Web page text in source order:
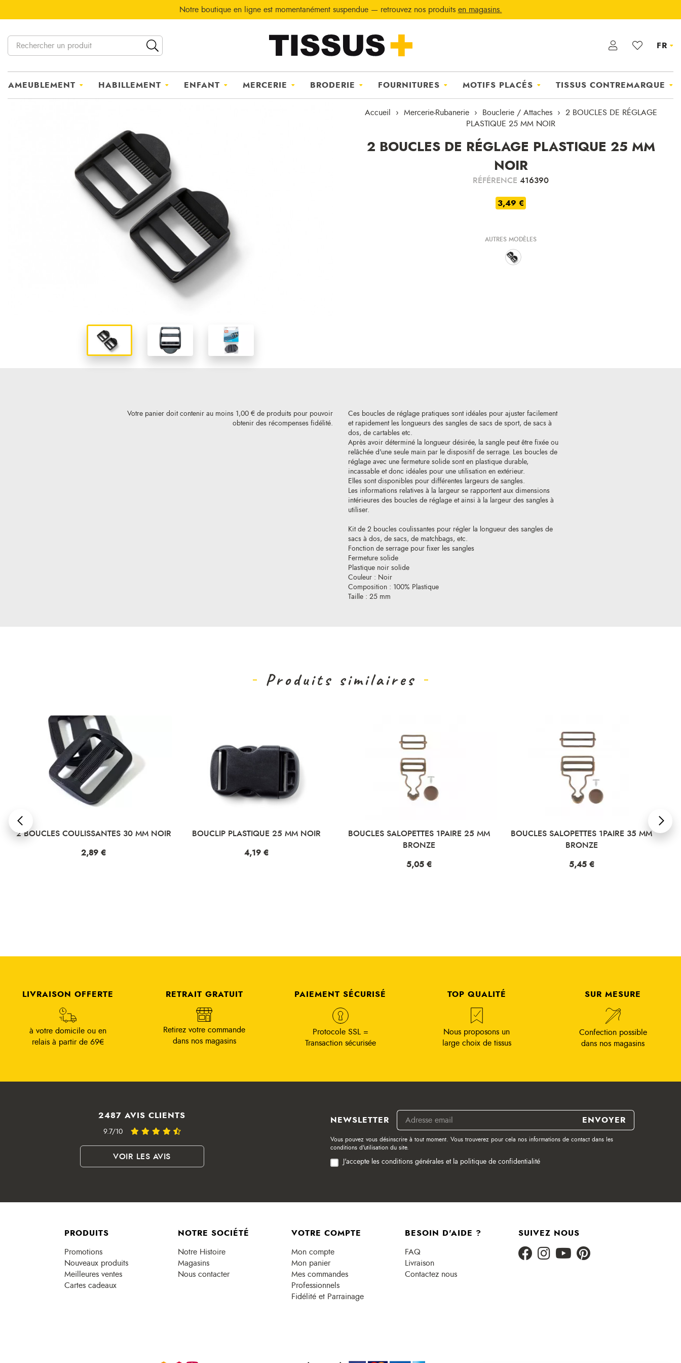
Notre boutique en ligne est momentanément suspendue — retrouvez nos produits en magasins.
FR
AMEUBLEMENT HABILLEMENT ENFANT MERCERIE BRODERIE FOURNITURES MOTIFS PLACÉS TISSUS CONTREMARQUE
Accueil Mercerie-Rubanerie Bouclerie / Attaches
2 BOUCLES DE RÉGLAGE
PLASTIQUE 25 MM NOIR
2 BOUCLES DE RÉGLAGE PLASTIQUE 25 MM
NOIR
RÉFÉRENCE 416390
3,49 €
AUTRES MODÈLES
Votre panier doit contenir au moins 1,00 € de produits pour pouvoir
obtenir des récompenses fidélité.
Ces boucles de réglage pratiques sont idéales pour ajuster facilement
et rapidement les longueurs des sangles de sacs de sport, de sacs à
dos, de cartables etc.
Après avoir déterminé la longueur désirée, la sangle peut être fixée ou
relâchée d'une seule main par le dispositif de serrage. Les boucles de
réglage avec une fermeture solide sont en plastique durable,
incassable et donc idéales pour une utilisation en extérieur.
Elles sont disponibles pour différentes largeurs de sangles.
Les informations relatives à la largeur se rapportent aux dimensions
intérieures des boucles de réglage et ainsi à la largeur des sangles à
utiliser.
Kit de 2 boucles coulissantes pour régler la longueur des sangles de
sacs à dos, de sacs, de matchbags, etc.
Fonction de serrage pour fixer les sangles
Fermeture solide
Plastique noir solide
Couleur : Noir
Composition : 100% Plastique
Taille : 25 mm
Produits similaires
2 BOUCLES COULISSANTES 30 MM NOIR
Prix
2,89 €
BOUCLIP PLASTIQUE 25 MM NOIR
Prix
4,19 €
BOUCLES SALOPETTES 1PAIRE 25 MM
BRONZE
Prix
5,05 €
BOUCLES SALOPETTES 1PAIRE 35 MM
BRONZE
Prix
5,45 €
LIVRAISON OFFERTE
à votre domicile ou en
relais à partir de 69€
RETRAIT GRATUIT
Retirez votre commande
dans nos magasins
PAIEMENT SÉCURISÉ
Protocole SSL =
Transaction sécurisée
TOP QUALITÉ
Nous proposons un
large choix de tissus
SUR MESURE
Confection possible
dans nos magasins
2487 AVIS CLIENTS
9.7/10
VOIR LES AVIS
NEWSLETTER
Vous pouvez vous désinscrire à tout moment. Vous trouverez pour cela nos informations de contact dans les
conditions d'utilisation du site.
J'accepte les conditions générales et la politique de confidentialité
PRODUITS
Promotions
Nouveaux produits
Meilleures ventes
Cartes cadeaux
NOTRE SOCIÉTÉ
Notre Histoire
Magasins
Nous contacter
VOTRE COMPTE
Mon compte
Mon panier
Mes commandes
Professionnels
Fidélité et Parrainage
BESOIN D'AIDE ?
FAQ
Livraison
Contactez nous
SUIVEZ NOUS